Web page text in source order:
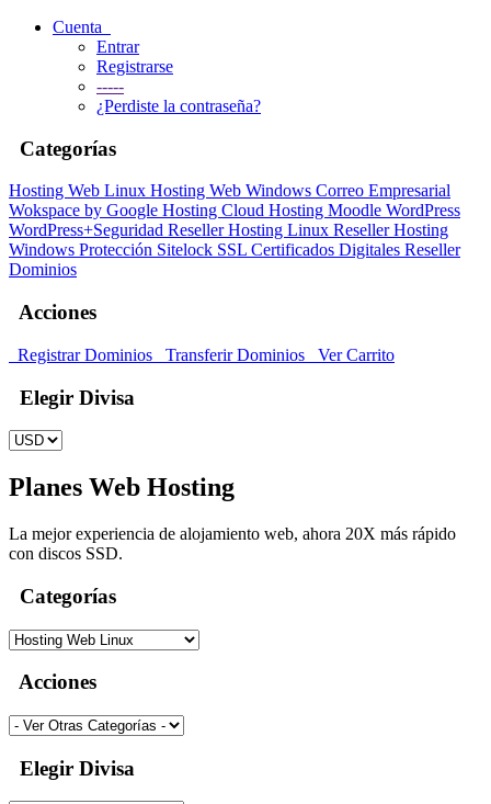
Cuenta
Entrar
Registrarse
-----
¿Perdiste la contraseña?
Categorías
Hosting Web Linux Hosting Web Windows Correo Empresarial
Wokspace by Google Hosting Cloud Hosting Moodle WordPress
WordPress+Seguridad Reseller Hosting Linux Reseller Hosting
Windows Protección Sitelock SSL Certificados Digitales Reseller
Dominios
Acciones
Registrar Dominios Transferir Dominios Ver Carrito
Elegir Divisa
Planes Web Hosting
La mejor experiencia de alojamiento web, ahora 20X más rápido
con discos SSD.
Categorías
Acciones
Elegir Divisa